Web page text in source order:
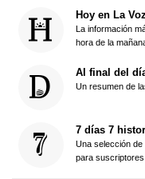
Hoy en La Voz
La información
hora de la
Al final del
Un resumen de
7 días 7
Una selección
para suscriptores